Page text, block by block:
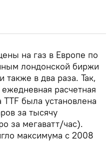
на газ в Европе по
лондонской биржи
также в два раза. Так,
расчетная
была установлена
за тысячу
за мегаватт/час).
максимума с 2008